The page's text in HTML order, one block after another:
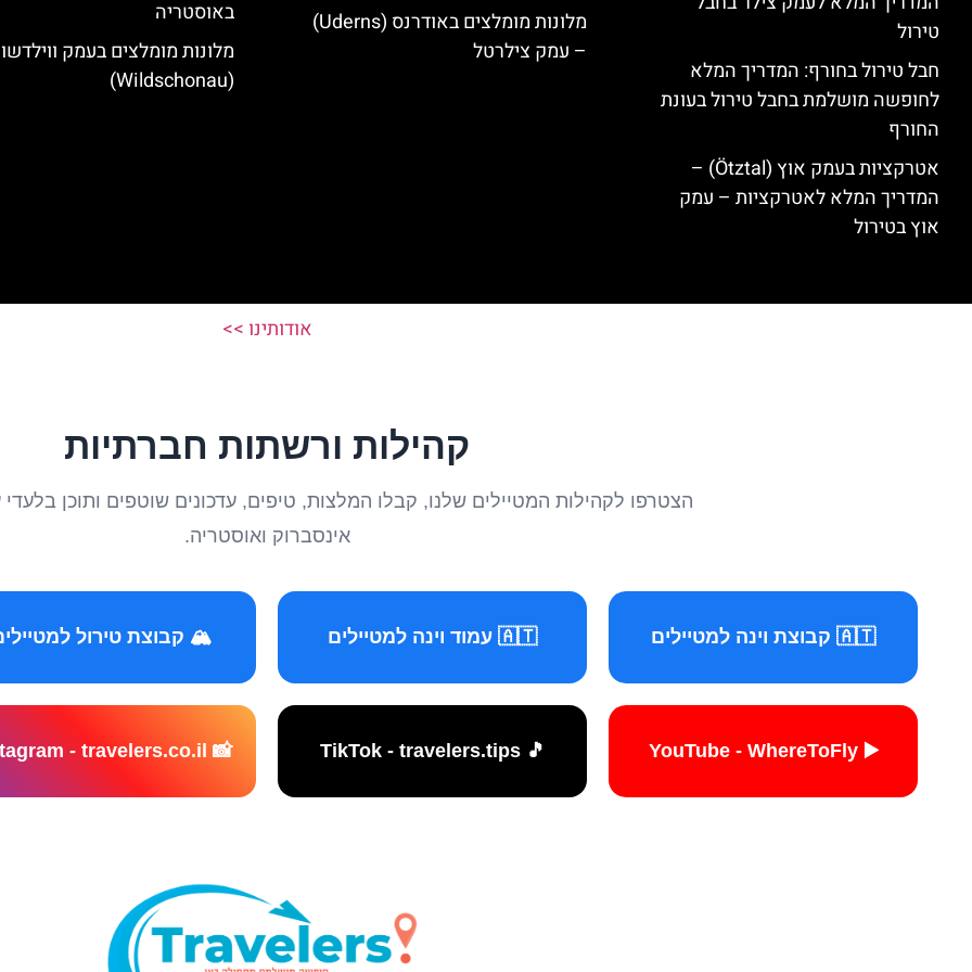
טירול
חבל טירול בחורף: המדריך המלא
לחופשה מושלמת בחבל טירול בעונת
החורף
אטרקציות בעמק אוץ (Ötztal) –
המדריך המלא לאטרקציות – עמק
אוץ בטירול
מלונות מומלצים באודרנס (Uderns)
– עמק צילרטל
באוסטריה
מלונות מומלצים בעמק
(Wildschonau)
אודותינו >>
קהילות ורשתות חברתיות
הצטרפו לקהילות המטיילים שלנו, קבלו המלצות, טיפים, עדכונים שוטפים ותוכן בלעדי
אינסברוק ואוסטריה.
🇦🇹 קבוצת וינה למטיילים 🇦🇹 עמוד וינה למטיילים 🏔️ קבוצת טירול
▶️ YouTube - WhereToFly
🎵 TikTok - travelers.tips
📸 Instagram - travelers.co.il